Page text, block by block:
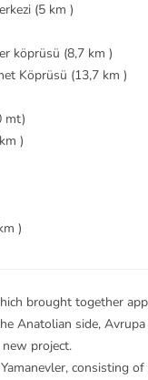
(5 km )
köprüsü (8,7 km )
Köprüsü (13,7 km )
mt)
)
)
brought together
Anatolian side,
project.
consisting